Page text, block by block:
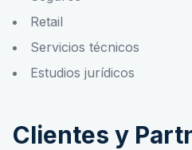
Retail
Servicios técnicos
Estudios jurídicos
Clientes y